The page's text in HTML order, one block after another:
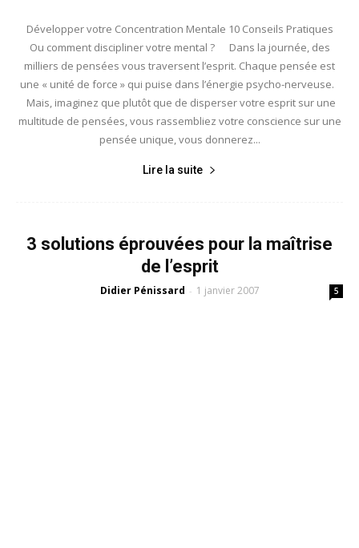
Développer votre Concentration Mentale 10 Conseils Pratiques
Ou comment discipliner votre mental ? Dans la journée, des
milliers de pensées vous traversent l’esprit. Chaque pensée est
une « unité de force » qui puise dans l’énergie psycho-nerveuse.
Mais, imaginez que plutôt que de disperser votre esprit sur une
multitude de pensées, vous rassembliez votre conscience sur une
pensée unique, vous donnerez...
Lire la suite
3 solutions éprouvées pour la maîtrise
de l’esprit
Didier Pénissard - 1 janvier 2007 5